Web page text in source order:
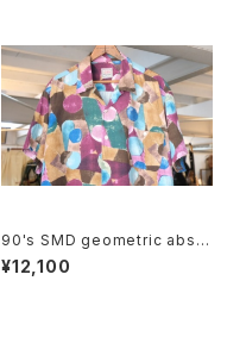
90's SMD geometric abstr
act rayon open-collar Shirt
"Made in JAPAN"
¥12,100